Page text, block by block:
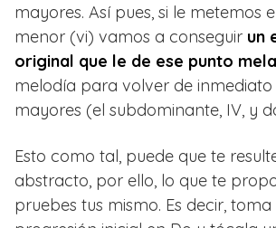
mayores. Así pues, si le metemos
menor (vi) vamos a conseguir un
original que le de ese punto
melodía para volver de inmediato
mayores (el subdominante, IV, y
Esto como tal, puede que te
abstracto, por ello, lo que te
pruebes tus mismo. Es decir,